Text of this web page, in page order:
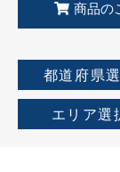
商品の
都道府県
エリア選